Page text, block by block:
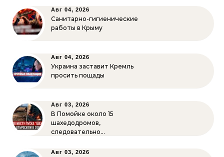
Авг 04, 2026
Санитарно-гигиенические
работы в Крыму
Авг 04, 2026
Украина заставит Кремль
просить пощады
Авг 03, 2026
В Помойке около 15
шахедодромов,
следовательно…
Авг 03, 2026